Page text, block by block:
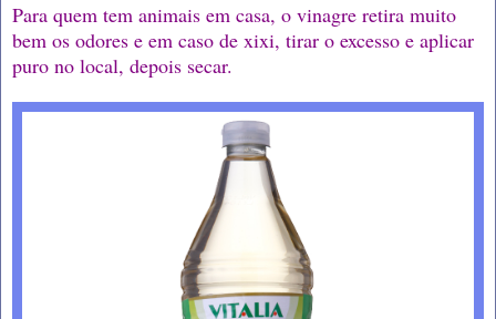
Para quem tem animais em casa, o vinagre retira muito
bem os odores e em caso de xixi, tirar o excesso e aplicar
puro no local, depois secar.